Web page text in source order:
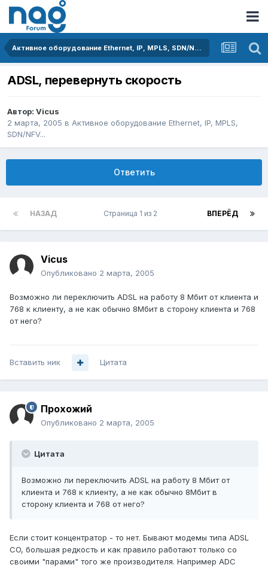
Активное оборудование Ethernet, IP, MPLS, SDN/NFV...
ADSL, перевернуть скорость
Автор: Vicus
2 марта, 2005 в Активное оборудование Ethernet, IP, MPLS,
SDN/NFV...
Ответить
НАЗАД ВПЕРЁД
Страница 1 из 2
Vicus
Опубликовано 2 марта, 2005
Возможно ли переключить ADSL на работу 8 Мбит от клиента и
768 к клиенту, а не как обычно 8Мбит в сторону клиента и 768
от него?
Вставить ник Цитата
Прохожий
Опубликовано 2 марта, 2005
Цитата
Возможно ли переключить ADSL на работу 8 Мбит от
клиента и 768 к клиенту, а не как обычно 8Мбит в
сторону клиента и 768 от него?
Если стоит концентратор - то нет. Бывают модемы типа ADSL
CO, большая редкость и как правило работают только со
своими "парами" того же производителя. Например ADC